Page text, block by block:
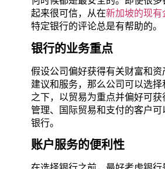
起来很可信，从在新加坡的现有
特定银行的评论总是有帮助的。
银行的业务重点
假设公司偏好获得有关财富和
建议和服务，那么公司可以选
之下，以贸易为重点并偏好可
管理、国际贸易和支付的客户
银行。
账户服务的便利性